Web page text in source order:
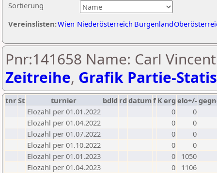
Sortierung
Vereinslisten:Wien Niederösterreich Burgenland
Pnr:141658 Name: Carl
Zeitreihe, Grafik Partie-
tnrSt turnier bdld rd datumf Kerg elo+/-
Elozahl per 01.01.2022
0
0
Elozahl per 01.04.2022
0
0
Elozahl per 01.07.2022
0
0
Elozahl per 01.10.2022
0
0
Elozahl per 01.01.2023
0
1050
Elozahl per 01.04.2023
0
1106